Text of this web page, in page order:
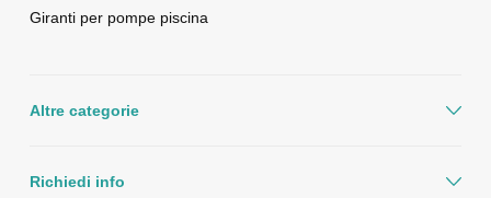
Giranti per pompe piscina
Altre categorie
Richiedi info